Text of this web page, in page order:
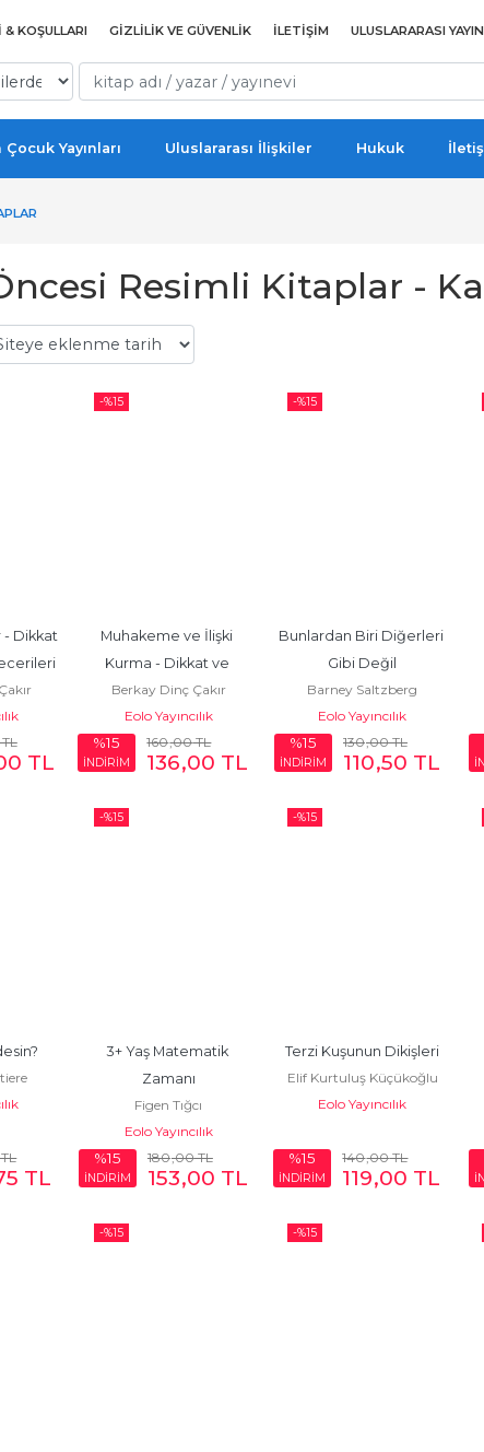
KOŞULLARI GIZLILIK VE GÜVENLIK İLETIŞIM ULUSLARARASI
Yayınları Uluslararası İlişkiler Hukuk
Resimli Kitaplar -
- Dikkat
TL
-%15
Muhakeme ve İlişki
Kurma - Dikkat ve
Düşünme Becerileri
Berkay Dinç Çakır
Eolo Yayıncılık
%15
İNDİRİM
160,00TL
136,00 TL
-%15
Bunlardan Biri Diğerleri
Gibi Değil
Barney Saltzberg
Eolo Yayıncılık
%15
İNDİRİM
130,00TL
110,50 TL
TL
-%15
3+ Yaş Matematik
Zamanı
Figen Tığcı
Eolo Yayıncılık
%15
İNDİRİM
180,00TL
153,00 TL
-%15
Terzi Kuşunun Dikişleri
Elif Kurtuluş Küçükoğlu
Eolo Yayıncılık
%15
İNDİRİM
140,00TL
119,00 TL
-%15 -%15